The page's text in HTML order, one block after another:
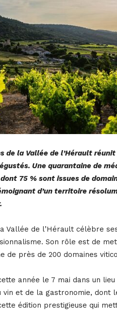
de la Vallée de l’Hérault
Une quarantaine de
75 % sont issues de
d’un territoire
Vallée de l’Hérault célèbre
Son rôle est de
de près de 200 domaines
année le 7 mai dans un
et de la gastronomie, dont
édition prestigieuse qui